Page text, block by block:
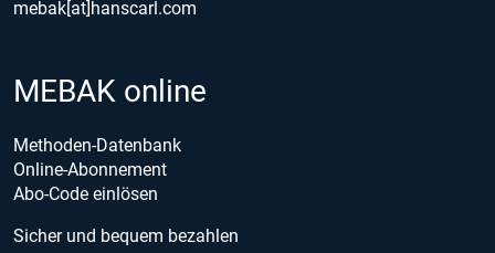
mebak[at]hanscarl.com
MEBAK online
Methoden-Datenbank
Online-Abonnement
Abo-Code einlösen
Sicher und bequem bezahlen